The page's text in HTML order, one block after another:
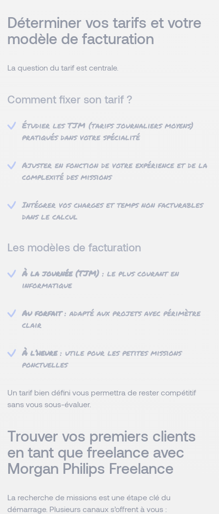
Déterminer vos tarifs et votre
modèle de facturation
La question du tarif est centrale.
Comment fixer son tarif ?
Étudier les TJM (tarifs journaliers moyens)
pratiqués dans votre spécialité
Ajuster en fonction de votre expérience et de la
complexité des missions
Intégrer vos charges et temps non facturables
dans le calcul
Les modèles de facturation
À la journée (TJM) : le plus courant en
informatique
Au forfait: adapté aux projets avec périmètre
clair
À l’heure: utile pour les petites missions
ponctuelles
Un tarif bien défini vous permettra de rester compétitif
sans vous sous-évaluer.
Trouver vos premiers clients
en tant que freelance avec
Morgan Philips Freelance
La recherche de missions est une étape clé du
démarrage. Plusieurs canaux s’offrent à vous :